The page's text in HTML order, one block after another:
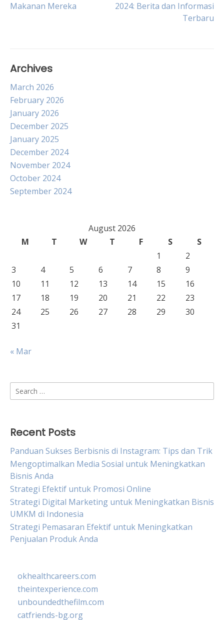
navigation
Makanan Mereka
2024: Berita dan Informasi
Terbaru
Archives
March 2026
February 2026
January 2026
December 2025
January 2025
December 2024
November 2024
October 2024
September 2024
August 2026
M
T W T F S
S
1
2
3
4 5 6 7 8
9
10
11 12 13 14 15
16
17
18 19 20 21 22
23
24
25 26 27 28 29
30
31
« Mar
Search
for:
Recent Posts
Panduan Sukses Berbisnis di Instagram: Tips dan Trik
Mengoptimalkan Media Sosial untuk Meningkatkan
Bisnis Anda
Strategi Efektif untuk Promosi Online
Strategi Digital Marketing untuk Meningkatkan Bisnis
UMKM di Indonesia
Strategi Pemasaran Efektif untuk Meningkatkan
Penjualan Produk Anda
okhealthcareers.com
theintexperience.com
unboundedthefilm.com
catfriends-bg.org